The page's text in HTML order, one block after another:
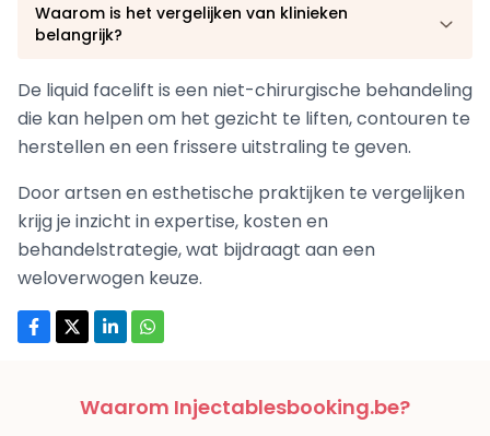
Waarom is het vergelijken van klinieken
belangrijk?
De liquid facelift is een niet-chirurgische behandeling
die kan helpen om het gezicht te liften, contouren te
herstellen en een frissere uitstraling te geven.
Door artsen en esthetische praktijken te vergelijken
krijg je inzicht in expertise, kosten en
behandelstrategie, wat bijdraagt aan een
weloverwogen keuze.
Waarom Injectablesbooking.be?